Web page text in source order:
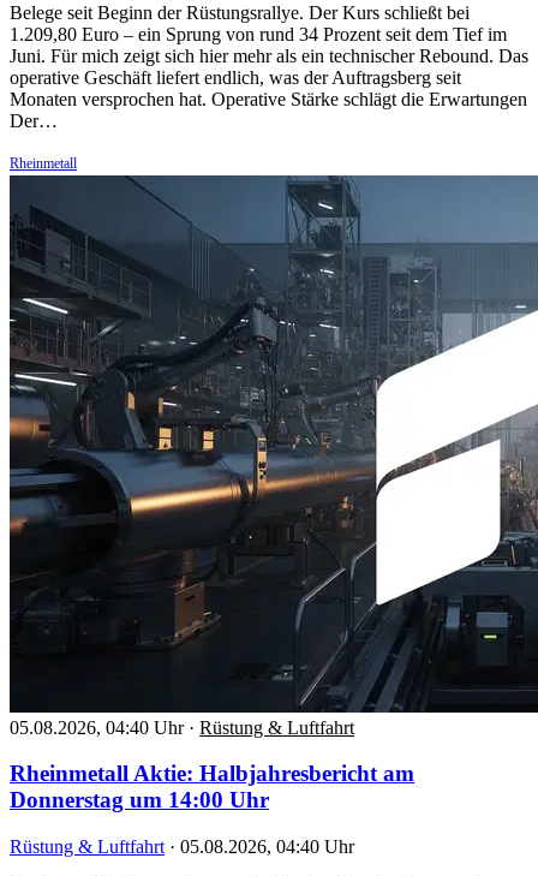
Belege seit Beginn der Rüstungsrallye. Der Kurs schließt bei
1.209,80 Euro – ein Sprung von rund 34 Prozent seit dem Tief im
Juni. Für mich zeigt sich hier mehr als ein technischer Rebound. Das
operative Geschäft liefert endlich, was der Auftragsberg seit
Monaten versprochen hat. Operative Stärke schlägt die Erwartungen
Der…
Rheinmetall
05.08.2026, 04:40 Uhr · Rüstung & Luftfahrt
Rheinmetall Aktie: Halbjahresbericht am
Donnerstag um 14:00 Uhr
Rüstung & Luftfahrt · 05.08.2026, 04:40 Uhr